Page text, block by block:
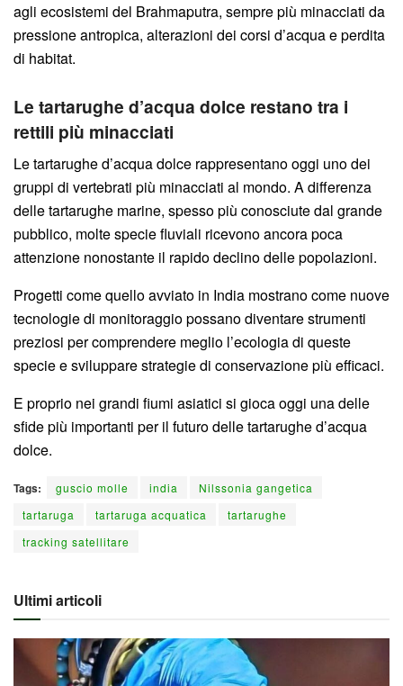
agli ecosistemi del Brahmaputra, sempre più minacciati da
pressione antropica, alterazioni dei corsi d’acqua e perdita
di habitat.
Le tartarughe d’acqua dolce restano tra i
rettili più minacciati
Le tartarughe d’acqua dolce rappresentano oggi uno dei
gruppi di vertebrati più minacciati al mondo. A differenza
delle tartarughe marine, spesso più conosciute dal grande
pubblico, molte specie fluviali ricevono ancora poca
attenzione nonostante il rapido declino delle popolazioni.
Progetti come quello avviato in India mostrano come nuove
tecnologie di monitoraggio possano diventare strumenti
preziosi per comprendere meglio l’ecologia di queste
specie e sviluppare strategie di conservazione più efficaci.
E proprio nei grandi fiumi asiatici si gioca oggi una delle
sfide più importanti per il futuro delle tartarughe d’acqua
dolce.
Tags: guscio molle india
Nilssonia gangetica
tartaruga
tartaruga acquatica
tartarughe
tracking satellitare
Ultimi articoli